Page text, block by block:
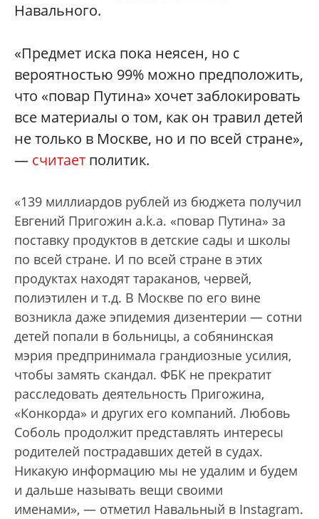
Навального.
«Предмет иска пока неясен, но с
вероятностью 99% можно предположить,
что «повар Путина» хочет заблокировать
все материалы о том, как он травил детей
не только в Москве, но и по всей стране»,
— считает политик.
«139 миллиардов рублей из бюджета получил
Евгений Пригожин a.k.a. «повар Путина» за
поставку продуктов в детские сады и школы
по всей стране. И по всей стране в этих
продуктах находят тараканов, червей,
полиэтилен и т.д. В Москве по его вине
возникла даже эпидемия дизентерии — сотни
детей попали в больницы, а собянинская
мэрия предпринимала грандиозные усилия,
чтобы замять скандал. ФБК не прекратит
расследовать деятельность Пригожина,
«Конкорда» и других его компаний. Любовь
Соболь продолжит представлять интересы
родителей пострадавших детей в судах.
Никакую информацию мы не удалим и будем
и дальше называть вещи своими
именами», — отметил Навальный в Instagram.